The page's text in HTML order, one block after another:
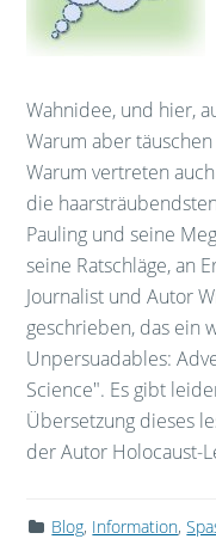
Wahnidee, und hier,
Warum aber
Warum vertreten
die
Pauling und seine
seine Ratschläge, an
Journalist und Autor
geschrieben, das ein
Unpersuadables:
Science". Es gibt
Übersetzung dieses
der Autor Holocaust-
Blog, Information,